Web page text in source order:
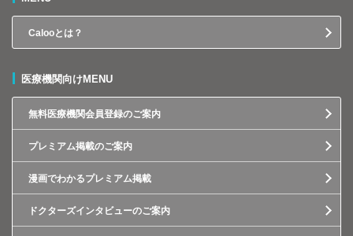
Calooとは？
医療機関向けMENU
無料医療機関会員登録のご案内
プレミアム掲載のご案内
漫画でわかるプレミアム掲載
ドクターズインタビューのご案内